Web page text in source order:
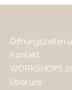
Öffnungszeiten
Kontakt
WORKSHOPS
Über uns